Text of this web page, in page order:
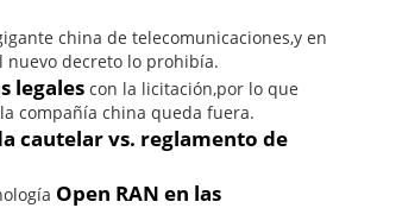
china de telecomunicaciones,y en
decreto lo prohibía.
legalescon la licitación,por lo que
compañía china queda fuera.
cautelar vs. reglamento de
Open RAN en las